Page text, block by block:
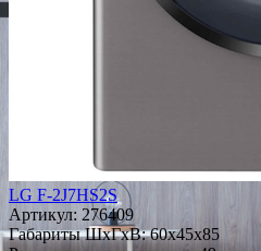
LG F-2J7HS2S
Артикул: 276409
Габариты ШxГxВ: 60x45x85